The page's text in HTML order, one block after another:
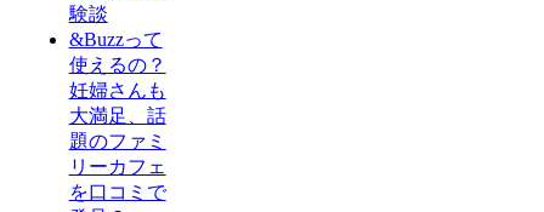
験談
&Buzzって
使えるの？
妊婦さんも
大満足、話
題のファミ
リーカフェ
を口コミで